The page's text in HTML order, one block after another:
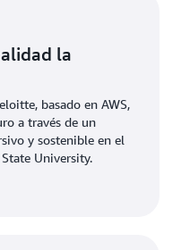
la
basado en AWS,
a través de un
y sostenible en el
University.